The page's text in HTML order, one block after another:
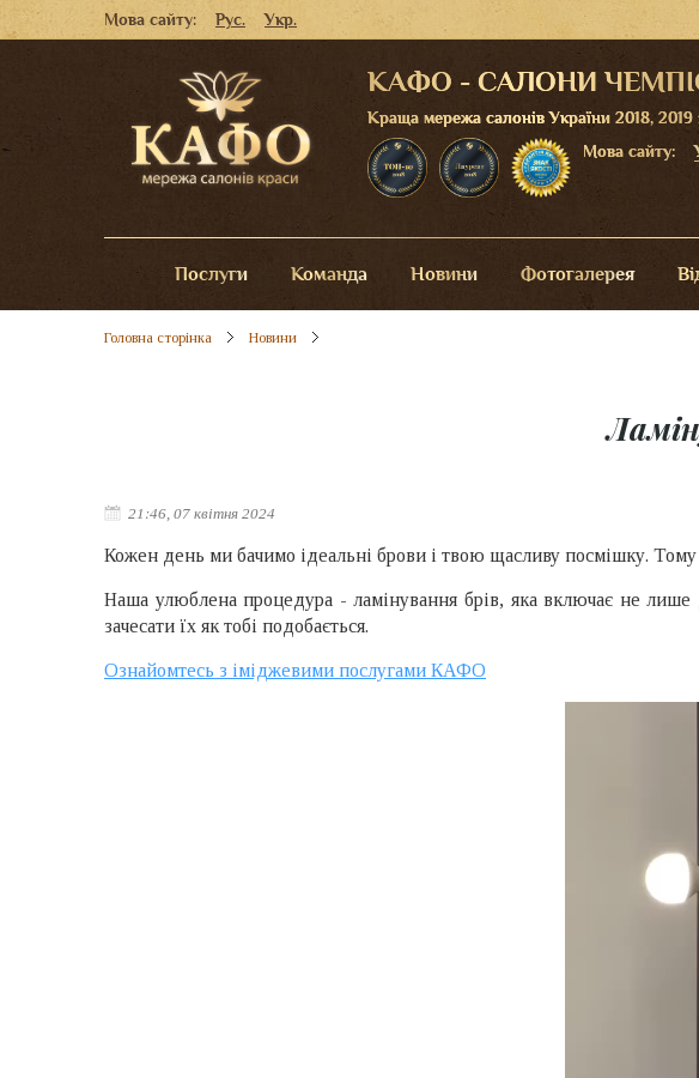
Мова сайту: Рус. Укр.
КАФО - САЛОНИ
Краща мережа салонів України 2018,
Мова сайту:
Послуги Команда Новини Фотогалерея
Головна сторінка Новини
21:46, 07 квітня 2024
Кожен день ми бачимо ідеальні брови і твою щасливу посмішку.
Наша улюблена процедура - ламінування брів, яка включає не
зачесати їх як тобі подобається.
Ознайомтесь з іміджевими послугами КАФО